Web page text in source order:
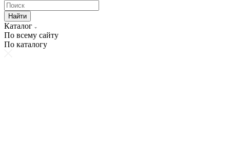
Найти
Каталог
По всему сайту
По каталогу